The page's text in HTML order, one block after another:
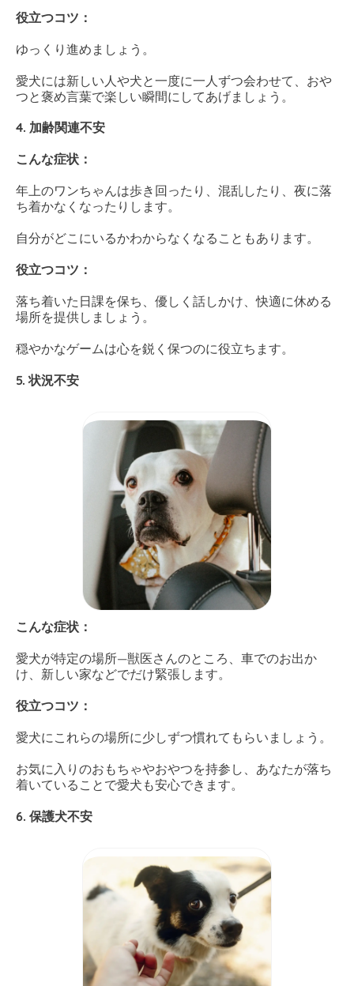
役立つコツ：
ゆっくり進めましょう。
愛犬には新しい人や犬と一度に一人ずつ会わせて、おや
つと褒め言葉で楽しい瞬間にしてあげましょう。
4. 加齢関連不安
こんな症状：
年上のワンちゃんは歩き回ったり、混乱したり、夜に落
ち着かなくなったりします。
自分がどこにいるかわからなくなることもあります。
役立つコツ：
落ち着いた日課を保ち、優しく話しかけ、快適に休める
場所を提供しましょう。
穏やかなゲームは心を鋭く保つのに役立ちます。
5. 状況不安
こんな症状：
愛犬が特定の場所—獣医さんのところ、車でのお出か
け、新しい家などでだけ緊張します。
役立つコツ：
愛犬にこれらの場所に少しずつ慣れてもらいましょう。
お気に入りのおもちゃやおやつを持参し、あなたが落ち
着いていることで愛犬も安心できます。
6. 保護犬不安